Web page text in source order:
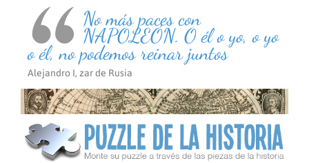
No más paces con
NAPOLEÓN. O él o yo, o yo
o él, no podemos reinar juntos
Alejandro I, zar de Rusia